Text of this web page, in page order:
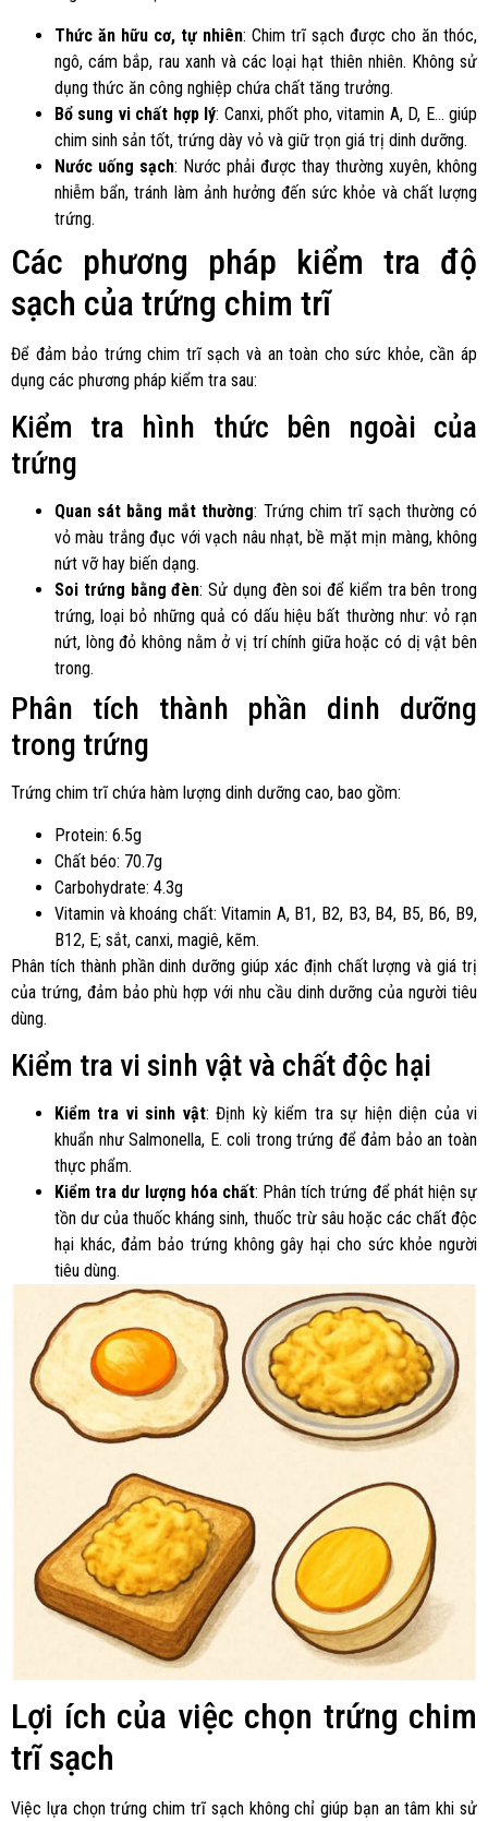
Thức ăn hữu cơ, tự nhiên: Chim trĩ sạch được cho ăn thóc,
ngô, cám bắp, rau xanh và các loại hạt thiên nhiên. Không sử
dụng thức ăn công nghiệp chứa chất tăng trưởng.
Bổ sung vi chất hợp lý: Canxi, phốt pho, vitamin A, D, E… giúp
chim sinh sản tốt, trứng dày vỏ và giữ trọn giá trị dinh dưỡng.
Nước uống sạch: Nước phải được thay thường xuyên, không
nhiễm bẩn, tránh làm ảnh hưởng đến sức khỏe và chất lượng
trứng.
Các phương pháp kiểm tra độ
sạch của trứng chim trĩ
Để đảm bảo trứng chim trĩ sạch và an toàn cho sức khỏe, cần áp
dụng các phương pháp kiểm tra sau:
Kiểm tra hình thức bên ngoài của
trứng
Quan sát bằng mắt thường: Trứng chim trĩ sạch thường có
vỏ màu trắng đục với vạch nâu nhạt, bề mặt mịn màng, không
nứt vỡ hay biến dạng.
Soi trứng bằng đèn: Sử dụng đèn soi để kiểm tra bên trong
trứng, loại bỏ những quả có dấu hiệu bất thường như: vỏ rạn
nứt, lòng đỏ không nằm ở vị trí chính giữa hoặc có dị vật bên
trong.
Phân tích thành phần dinh dưỡng
trong trứng
Trứng chim trĩ chứa hàm lượng dinh dưỡng cao, bao gồm:
Protein: 6.5g
Chất béo: 70.7g
Carbohydrate: 4.3g
Vitamin và khoáng chất: Vitamin A, B1, B2, B3, B4, B5, B6, B9,
B12, E; sắt, canxi, magiê, kẽm.
Phân tích thành phần dinh dưỡng giúp xác định chất lượng và giá trị
của trứng, đảm bảo phù hợp với nhu cầu dinh dưỡng của người tiêu
dùng.
Kiểm tra vi sinh vật và chất độc hại
Kiểm tra vi sinh vật: Định kỳ kiểm tra sự hiện diện của vi
khuẩn như Salmonella, E. coli trong trứng để đảm bảo an toàn
thực phẩm.
Kiểm tra dư lượng hóa chất: Phân tích trứng để phát hiện sự
tồn dư của thuốc kháng sinh, thuốc trừ sâu hoặc các chất độc
hại khác, đảm bảo trứng không gây hại cho sức khỏe người
tiêu dùng.
Lợi ích của việc chọn trứng chim
trĩ sạch
Việc lựa chọn trứng chim trĩ sạch không chỉ giúp bạn an tâm khi sử